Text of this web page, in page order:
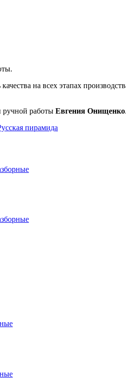
на всех этапах
ручной работы Евгения Онищенко.
пирамида